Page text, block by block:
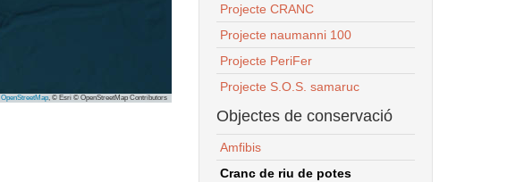
OpenStreetMap, © Esri © OpenStreetMap Contributors
Projecte CRANC
Projecte naumanni 100
Projecte PeriFer
Projecte S.O.S. samaruc
Objectes de conservació
Amfibis
Cranc de riu de potes